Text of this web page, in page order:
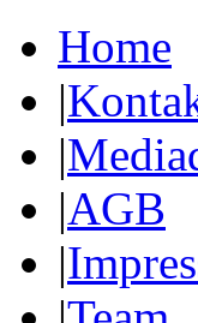
Home
|
|
|AGB
|